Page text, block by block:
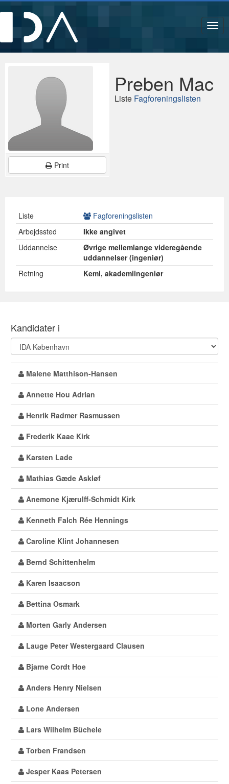
Print
Preben Mac
Liste Fagforeningslisten
Liste
Fagforeningslisten
Arbejdssted
Ikke angivet
Uddannelse
Øvrige mellemlange videregående
uddannelser (ingeniør)
Retning
Kemi, akademiingeniør
Kandidater i
Malene Matthison-Hansen
Annette Hou Adrian
Henrik Radmer Rasmussen
Frederik Kaae Kirk
Karsten Lade
Mathias Gæde Askløf
Anemone Kjærulff-Schmidt Kirk
Kenneth Falch Rée Hennings
Caroline Klint Johannesen
Bernd Schittenhelm
Karen Isaacson
Bettina Osmark
Morten Garly Andersen
Lauge Peter Westergaard Clausen
Bjarne Cordt Hoe
Anders Henry Nielsen
Lone Andersen
Lars Wilhelm Büchele
Torben Frandsen
Jesper Kaas Petersen